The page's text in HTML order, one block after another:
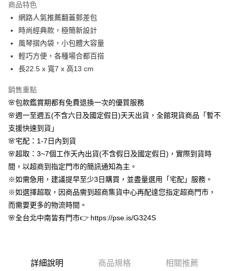
合作金庫商業銀行
華南商業銀行
上海商業儲蓄銀行
國泰世華商業銀行
臺灣中小企業銀行
匯豐（台灣）商業銀行
聯邦商業銀行
元大商業銀行
台新國際商業銀行
中國信託商業銀行
台灣樂天信用卡公司
6 期 0 利率 每期
華南商業銀行
上海商業儲蓄銀行
國泰世華商業銀行
臺灣中小企業銀行
聯邦商業銀行
元大商業銀行
永豐商業銀行
玉山商業銀行
星展（台灣）商業銀行
台新國際商業銀行
台灣樂天信用卡公司
LINE Pay
Apple Pay
街口支付
悠遊付
Google Pay
【關於「AFTEE先享後付」】
AFTEE先享後付是「在收到商品之後才付款」的支付方式。 讓您購物簡單
便利好安心！
１．簡單：不需註冊會員、不需綁卡、不需儲值。
２．便利：只要手機號碼，簡訊認證，即可結帳。
３．安心：先確認商品／服務後，再付款。
【「AFTEE先享後付」結帳流程】
１．於結帳方式選擇「AFTEE先享後付」後，將跳轉至「AFTEE先享後付」
ATM／網路銀行／等多元方式進行付款，方視為交易完成。
※ 請注意：結帳手續完成當下不需立刻繳費，但若您需要取消訂單，請聯絡
ATM付款
運送方式
付款後全家取貨
每筆NT$80，滿NT$3,000(含以上)免運費
商品特色
網路人氣推薦翻蓋郵差包
時尚經典款，極簡新設計
風琴摺內袋，小包體大容量
輕巧方便，各種場合都百搭
長22.5 x 寬7 x 高13 cm
銷售重點
🌸包款鑑賞期都有免費退換一次的優質服務
🌸週一至週五(不含六日及國定假日)天天出貨，全館現貨商品「暫不
支援快速到貨」
🌸宅配：1-7日內到貨
🌸超取：3~7個工作天內出貨(不含假日及國定假日)，實際到貨時
間，以超商到指定門市的簡訊通知為主。
※如需急用，建議提早至少3日購買，並盡量選用「宅配」服務。
※如選擇超取，因商品需到超商集貨中心再配達您指定超商門市，
而需要更多的物流時間。
🌸全台北中南皆有門市👉 https://pse.is/G324S
詳細說明 商品規格 相關推薦